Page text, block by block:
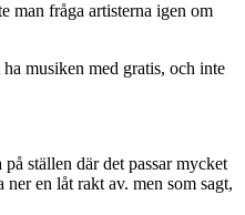
man fråga artisterna igen om
musiken med gratis, och inte
ställen där det passar mycket
en låt rakt av. men som sagt,